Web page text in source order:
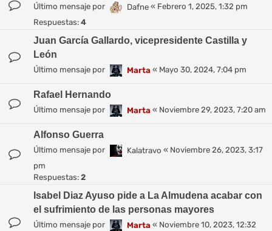
Último mensaje por Dafne « Febrero 1, 2025, 1:32 pm
Respuestas: 4
Juan García Gallardo, vicepresidente Castilla y
León
Último mensaje por Marta « Mayo 30, 2024, 7:04 pm
Rafael Hernando
Último mensaje por Marta « Noviembre 29, 2023, 7:20 am
Alfonso Guerra
Último mensaje por Kalatravo « Noviembre 26, 2023, 3:17
pm
Respuestas: 2
Isabel Diaz Ayuso pide a La Almudena acabar con
el sufrimiento de las personas mayores
Último mensaje por Marta « Noviembre 10, 2023, 12:32